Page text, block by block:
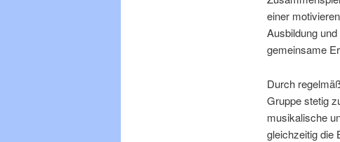
einer
Ausbildung
gemeinsame
Durch
Gruppe stetig
musikalische
gleichzeitig die